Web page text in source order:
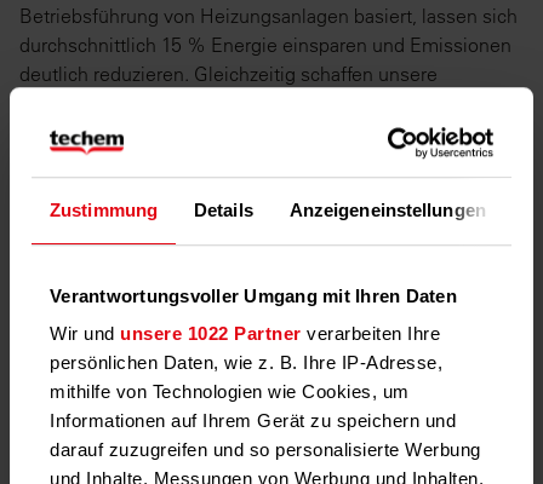
Zustimmung Details Anzeigeneinstellungen
Verantwortungsvoller Umgang mit Ihren Daten
Wir und unsere 1022 Partner verarbeiten Ihre
persönlichen Daten, wie z. B. Ihre IP-Adresse,
mithilfe von Technologien wie Cookies, um
Informationen auf Ihrem Gerät zu speichern und
darauf zuzugreifen und so personalisierte Werbung
und Inhalte, Messungen von Werbung und Inhalten,
Betriebsführung von Heizungsanlagen basiert, lassen sich
durchschnittlich 15 % Energie einsparen und Emissionen
deutlich reduzieren. Gleichzeitig schaffen unsere
Verbrauchstransparenz und ermöglichen es, Verbräuche
flexibel an die schwankende Stromerzeugung aus
Informationen zu unseren niedriginvestiven, digitalen
finden Siehier. Wie Smart Metering genau funktioniert,
erklären wir Ihnenhier.
Verbrauchskosten für Raumheizwärme beinhalten keine
Kosten für Trinkwasser-Erwärmung